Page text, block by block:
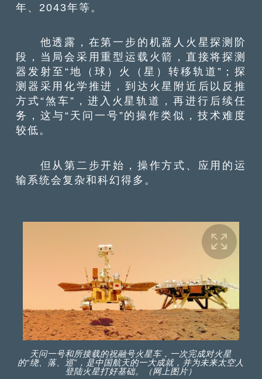
年、2043年等。
他透露，在第一步的机器人火星探测阶
段，当局会采用重型运载火箭，直接将探测
器发射至“地（球）火（星）转移轨道”；探
测器采用化学推进，到达火星附近后以反推
方式“煞车”，进入火星轨道，再进行后续任
务，这与“天问一号”的操作类似，技术难度
较低。
但从第二步开始，操作方式、应用的运
输系统会复杂和科幻得多。
天问一号和所接载的祝融号火星车，一次完成对火星
的“绕、落、巡”，是中国航天的一大成就，并为未来太空人
登陆火星打好基础。（网上图片）